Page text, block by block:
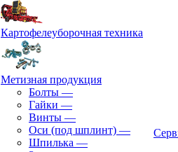
Картофелеуборочная техника
Метизная продукция
Болты —
Гайки —
Винты —
Оси (под шплинт) —
Шпилька —